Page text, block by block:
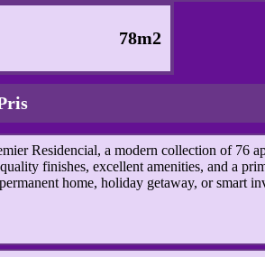
78m2
Residencial, a modern collection of 76
finishes, excellent amenities, and a
home, holiday getaway, or smart